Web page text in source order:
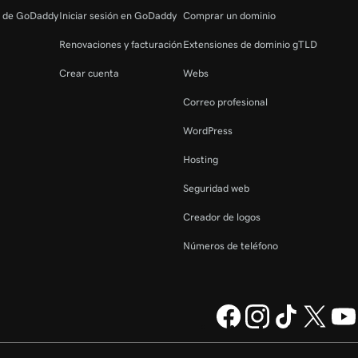
de GoDaddyIniciar sesión en GoDaddy
Renovaciones y facturación
Crear cuenta
Comprar un dominio
Extensiones de dominio gTLD
Webs
Correo profesional
WordPress
Hosting
Seguridad web
Creador de logos
Números de teléfono